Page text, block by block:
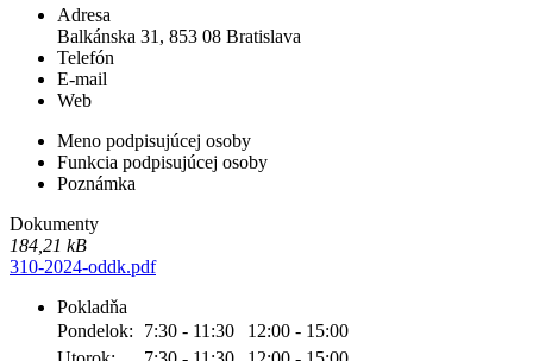
Adresa
Balkánska 31, 853 08 Bratislava
Telefón
E-mail
Web
Meno podpisujúcej osoby
Funkcia podpisujúcej osoby
Poznámka
Dokumenty
184,21 kB
310-2024-oddk.pdf
Pokladňa
Pondelok:
7:30 - 11:30
12:00 - 15:00